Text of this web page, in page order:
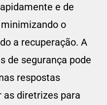
e de
o
a recuperação. A
de segurança pode
respostas
as diretrizes para